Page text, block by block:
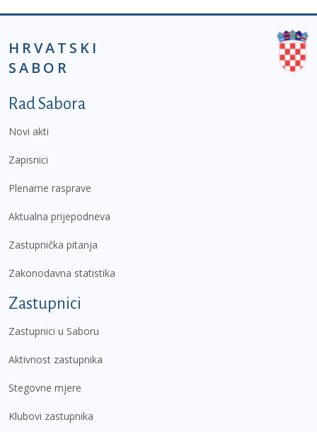
HRVATSKI
SABOR
Podnožje prvi izbornik
Rad Sabora
Novi akti
Zapisnici
Plenarne rasprave
Aktualna prijepodneva
Zastupnička pitanja
Zakonodavna statistika
Zastupnici
Zastupnici u Saboru
Aktivnost zastupnika
Stegovne mjere
Klubovi zastupnika